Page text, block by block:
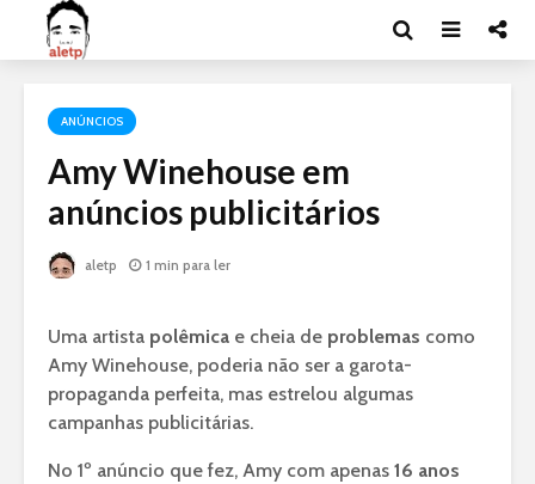
ANÚNCIOS
Amy Winehouse em
anúncios publicitários
aletp 1 min para ler
Uma artista polêmica e cheia de problemas como
Amy Winehouse, poderia não ser a garota-
propaganda perfeita, mas estrelou algumas
campanhas publicitárias.
No 1º anúncio que fez, Amy com apenas 16 anos